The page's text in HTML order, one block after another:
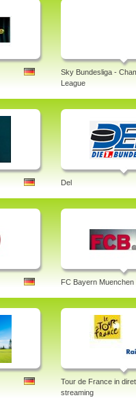
Sky Bundesliga -
League
Del
FC Bayern Muenchen
Tour de France in
streaming